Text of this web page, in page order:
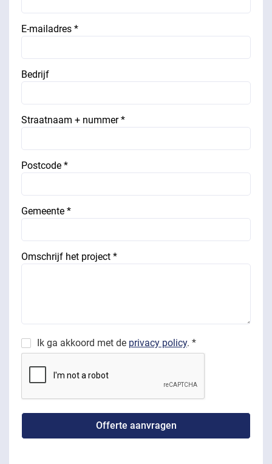
E-mailadres *
Bedrijf
Straatnaam + nummer *
Postcode *
Gemeente *
Omschrijf het project *
Ik ga akkoord met de privacy policy. *